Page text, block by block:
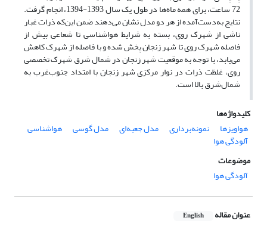
72 ساعت، برای همه ماه‌ها در طول یک سال 1393-1394، انجام گرفت.
نتایج به‌دست‌آمده از هر دو مدل نشان می‌دهند ضمن این‌که ذرات غبار
ناشی از شهرک روی، بسته به شرایط هواشناسی تا شعاعی بیش از
فاصله شهرک روی تا شهر زنجان پخش شده و با فاصله از شهرک کاهش
می‌یابد، با توجه به موقعیت شهر زنجان در شمال شرق شهرک تخصصی
روی، غلظت ذرات در نوار مرکزی شهر زنجان با امتداد جنوب‌غرب به
شمال‌شرق بالا است.
کلیدواژه‌ها
هواویزها
نمونه‌برداری مدل جعبه‌ای مدل گوسی هواشناسی
آلودگی هوا
موضوعات
آلودگی هوا
عنوان مقاله English